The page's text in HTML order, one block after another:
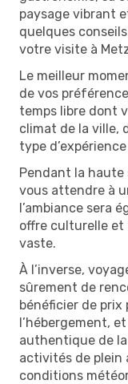
paysage vibrant
quelques
votre visite à
Le meilleur
de vos
temps libre dont
climat de la ville,
type
Pendant la
vous attendre à
l’ambiance sera
offre culturelle et
vaste.
À l’inverse,
sûrement de
bénéficier de prix
l’hébergement,
authentique de
activités de plein
conditions